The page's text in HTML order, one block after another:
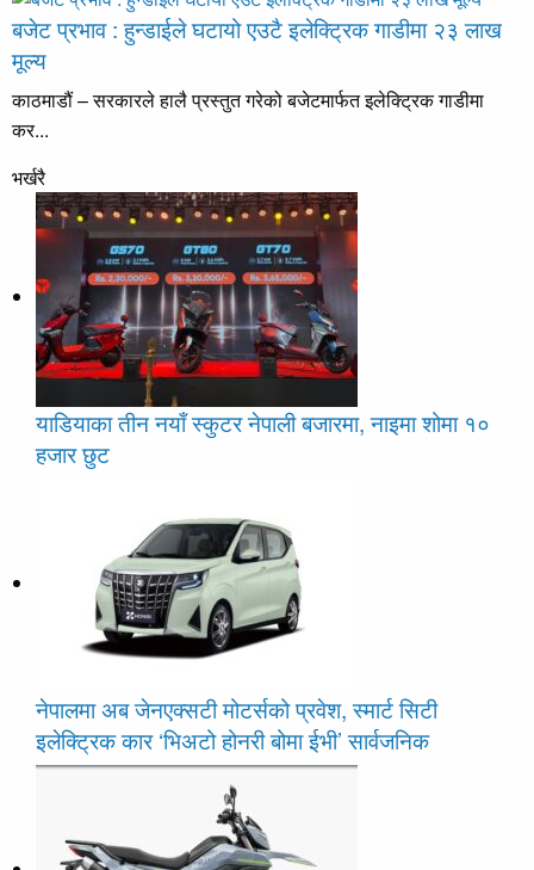
बजेट प्रभाव : हुन्डाईले घटायो एउटै इलेक्ट्रिक गाडीमा २३ लाख
मूल्य
काठमाडौं – सरकारले हालै प्रस्तुत गरेको बजेटमार्फत इलेक्ट्रिक गाडीमा
कर...
भर्खरै
याडियाका तीन नयाँ स्कुटर नेपाली बजारमा, नाइमा शोमा १०
हजार छुट
नेपालमा अब जेनएक्सटी मोटर्सको प्रवेश, स्मार्ट सिटी
इलेक्ट्रिक कार ‘भिअटो होनरी बोमा ईभी’ सार्वजनिक